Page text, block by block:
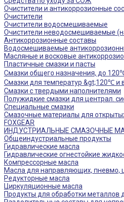
Очистители и антикоррозионные
Очистители
Очистители водосмешиваемые
Очистители неводосмешиваемые
Антикоррозионные составы
Водосмешиваемые
Масляные и восковые
Пластичные смазки и пасты
Смазки общего назначения, до
Смазки для температур &gt;120℃ и
Смазки с твердыми наполнителями
Полужидкие смазки для централ.
Специальные смазки
Смазочные материалы для
FOXGEAR
ИНДУСТРИАЛЬНЫЕ СМАЗОЧНЫЕ
Общеиндустриальные продукты
Гидравлические масла
Гидравлические огнестойкие
Компрессорные масла
Масла для направляющих, пневмо,
Редукторные масла
Циркуляционные масла
Продукты для обработки металлов